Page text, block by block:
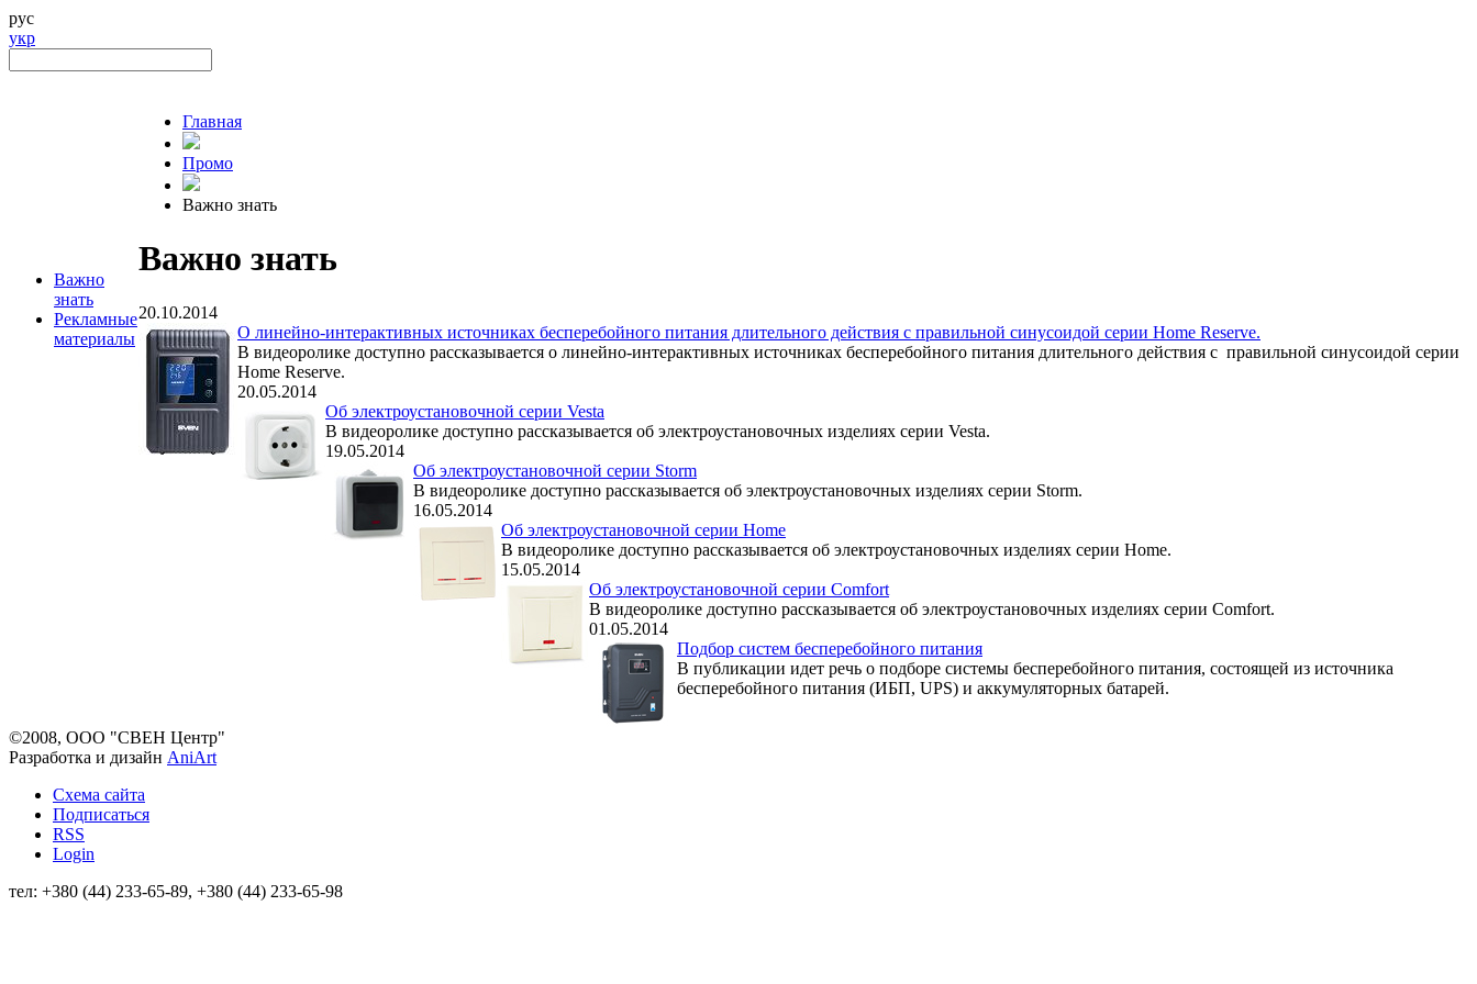
рус
укр
Важно
знать
Рекламные
материалы
Главная
Промо
Важно знать
Важно знать
20.10.2014
О линейно-интерактивных источниках бесперебойного питания длительного действия с правильной синусоидой серии Home Reserve.
В видеоролике доступно рассказывается о линейно-интерактивных источниках бесперебойного питания длительного действия с правильной синусоидой серии
Home Reserve.
20.05.2014
Об электроустановочной серии Vesta
В видеоролике доступно рассказывается об электроустановочных изделиях серии Vesta.
19.05.2014
Об электроустановочной серии Storm
В видеоролике доступно рассказывается об электроустановочных изделиях серии Storm.
16.05.2014
Об электроустановочной серии Home
В видеоролике доступно рассказывается об электроустановочных изделиях серии Home.
15.05.2014
Об электроустановочной серии Comfort
В видеоролике доступно рассказывается об электроустановочных изделиях серии Comfort.
01.05.2014
Подбор систем бесперебойного питания
В публикации идет речь о подборе системы бесперебойного питания, состоящей из источника
бесперебойного питания (ИБП, UPS) и аккумуляторных батарей.
©2008, ООО "СВЕН Центр"
Разработка и дизайн AniArt
Схема сайта
Подписаться
RSS
Login
тел: +380 (44) 233-65-89, +380 (44) 233-65-98